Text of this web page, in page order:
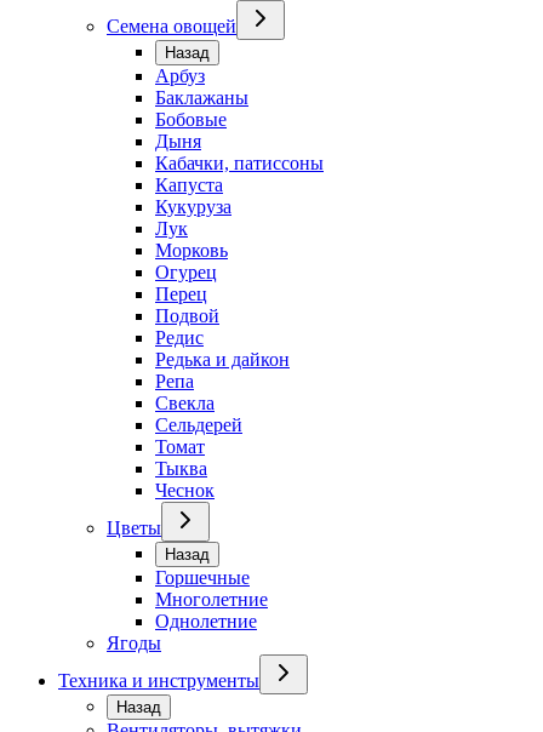
Семена овощей
Назад
Арбуз
Баклажаны
Бобовые
Дыня
Кабачки, патиссоны
Капуста
Кукуруза
Лук
Морковь
Огурец
Перец
Подвой
Редис
Редька и дайкон
Репа
Свекла
Сельдерей
Томат
Тыква
Чеснок
Цветы
Назад
Горшечные
Многолетние
Однолетние
Ягоды
Техника и инструменты
Назад